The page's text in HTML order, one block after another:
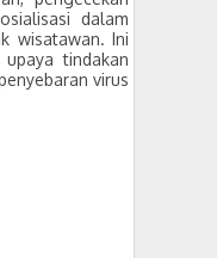
dalam
wisatawan. Ini
tindakan
virus